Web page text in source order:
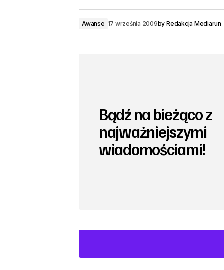
Awanse 17 września 2009by Redakcja Mediarun
Bądź na bieżąco z
najważniejszymi
wiadomościami!